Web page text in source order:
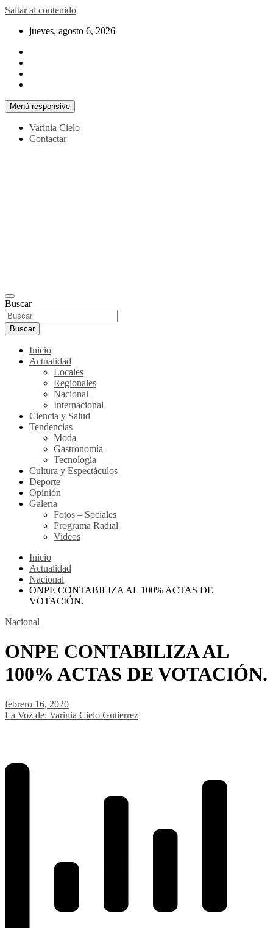
Saltar al contenido
jueves, agosto 6, 2026
Menú responsive
Varinia Cielo
Contactar
Buscar
Buscar
Inicio
Actualidad
Locales
Regionales
Nacional
Internacional
Ciencia y Salud
Tendencias
Moda
Gastronomía
Tecnología
Cultura y Espectáculos
Deporte
Opinión
Galería
Fotos – Sociales
Programa Radial
Videos
Inicio
Actualidad
Nacional
ONPE CONTABILIZA AL 100% ACTAS DE
VOTACIÓN.
Nacional
ONPE CONTABILIZA AL
100% ACTAS DE VOTACIÓN.
febrero 16, 2020
La Voz de: Varinia Cielo Gutierrez